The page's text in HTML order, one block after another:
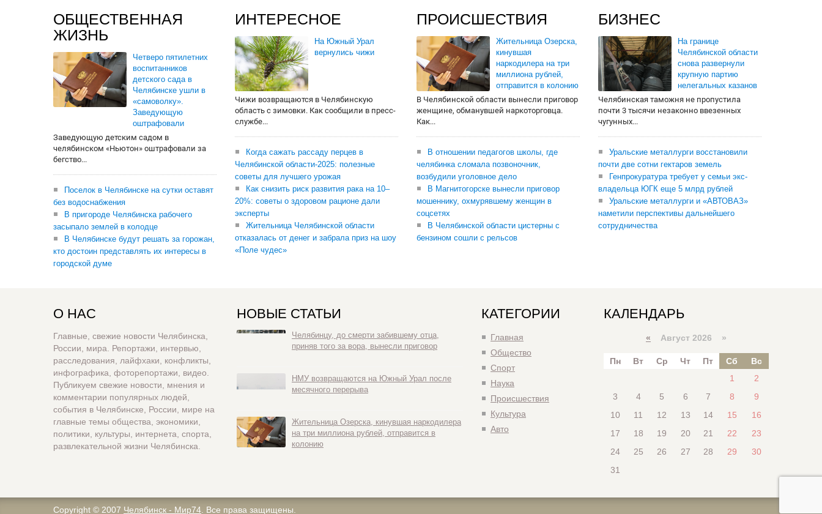
ОБЩЕСТВЕННАЯ
ЖИЗНЬ
Четверо пятилетних
воспитанников
детского сада в
Челябинске ушли в
«самоволку».
Заведующую
оштрафовали
Заведующую детским садом в
челябинском «Ньютон» оштрафовали за
бегство...
Поселок в Челябинске на сутки оставят
без водоснабжения
В пригороде Челябинска рабочего
засыпало землей в колодце
В Челябинске будут решать за горожан,
кто достоин представлять их интересы в
городской думе
ИНТЕРЕСНОЕ
На Южный Урал
вернулись чижи
Чижи возвращаются в Челябинскую
область с зимовки. Как сообщили в пресс-
службе...
Когда сажать рассаду перцев в
Челябинской области-2025: полезные
советы для лучшего урожая
Как снизить риск развития рака на 10–
20%: советы о здоровом рационе дали
эксперты
Жительница Челябинской области
отказалась от денег и забрала приз на шоу
«Поле чудес»
ПРОИСШЕСТВИЯ
Жительница Озерска,
кинувшая
наркодилера на три
миллиона рублей,
отправится в колонию
В Челябинской области вынесли приговор
женщине, обманувшей наркоторговца.
Как...
В отношении педагогов школы, где
челябинка сломала позвоночник,
возбудили уголовное дело
В Магнитогорске вынесли приговор
мошеннику, охмурявшему женщин в
соцсетях
В Челябинской области цистерны с
бензином сошли с рельсов
БИЗНЕС
На границе
Челябинской области
снова развернули
крупную партию
нелегальных казанов
Челябинская таможня не пропустила
почти 3 тысячи незаконно ввезенных
чугунных...
Уральские металлурги восстановили
почти две сотни гектаров земель
Генпрокуратура требует у семьи экс-
владельца ЮГК еще 5 млрд рублей
Уральские металлурги и «АВТОВАЗ»
наметили перспективы дальнейшего
сотрудничества
О НАС
Главные, свежие новости Челябинска,
России, мира. Репортажи, интервью,
расследования, лайфхаки, конфликты,
инфографика, фоторепортажи, видео.
Публикуем свежие новости, мнения и
комментарии популярных людей,
события в Челябинске, России, мире на
главные темы общества, экономики,
политики, культуры, интернета, спорта,
развлекательной жизни Челябинска.
НОВЫЕ СТАТЬИ
Челябинцу, до смерти забившему отца,
приняв того за вора, вынесли приговор
НМУ возвращаются на Южный Урал после
месячного перерыва
Жительница Озерска, кинувшая наркодилера
на три миллиона рублей, отправится в
колонию
КАТЕГОРИИ
Главная
Общество
Спорт
Наука
Происшествия
Культура
Авто
КАЛЕНДАРЬ
« Август 2026 »
Пн Вт Ср Чт Пт Сб
Вс
1
2
3
4 5 6 7 8
9
10
11 12 13 14 15
16
17
18 19 20 21 22
23
24
25 26 27 28 29
30
31
Copyright © 2007 Челябинск - Мир74 . Все права защищены.